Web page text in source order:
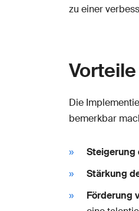
zu einer
Die
bemerkbar
Steigerung
Stärkung
Förderung